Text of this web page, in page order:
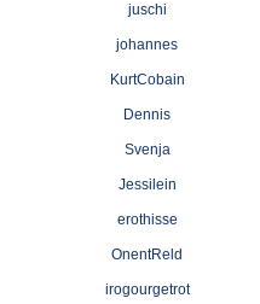
juschi
johannes
KurtCobain
Dennis
Svenja
Jessilein
erothisse
OnentReld
irogourgetrot